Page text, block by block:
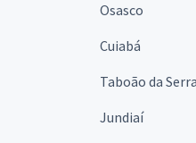
Osasco
Cuiabá
Taboão da Serra
Jundiaí